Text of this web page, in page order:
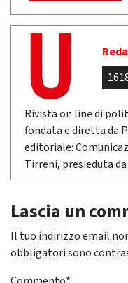
Rivista on line di
fondata e diretta da
editoriale:
Tirreni, presieduta
Lascia un
Il tuo indirizzo email
obbligatori sono